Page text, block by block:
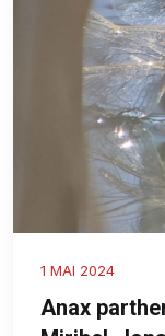
1 MAI 2024
Anax